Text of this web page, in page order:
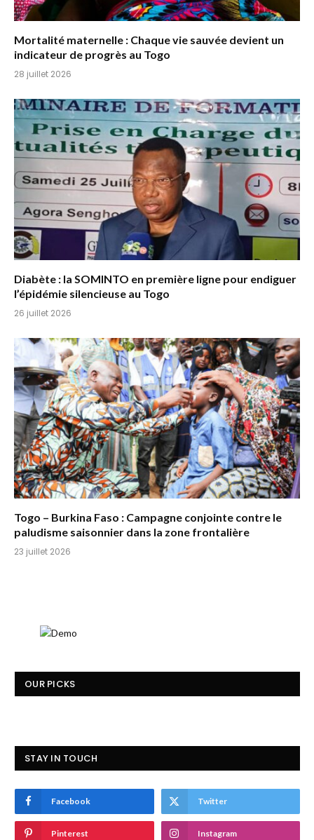
Mortalité maternelle : Chaque vie sauvée devient un
indicateur de progrès au Togo
28 juillet 2026
Diabète : la SOMINTO en première ligne pour endiguer
l’épidémie silencieuse au Togo
26 juillet 2026
Togo – Burkina Faso : Campagne conjointe contre le
paludisme saisonnier dans la zone frontalière
23 juillet 2026
OUR PICKS
STAY IN TOUCH
Facebook Twitter
Pinterest Instagram